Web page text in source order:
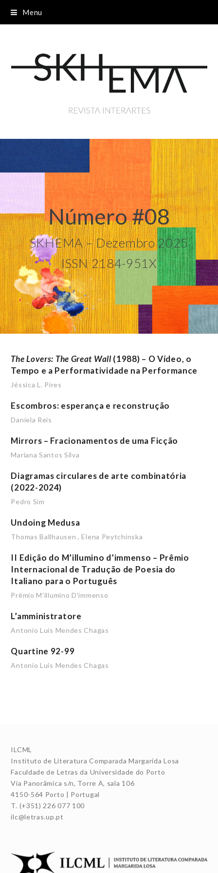
Menu
Número #08
SKHEMA – Dezembro 2025
ISSN 2184-951X
The Lovers: The Great Wall(1988) – O Vídeo, o
Tempo e a Performatividade na Performance
Jéssica L. Pires
Escombros: esperança e reconstrução
Daniela Reis
Mirrors – Fracionamentos de uma Ficção
Mariana Santos Silva
Diagramas circulares de arte combinatória
(2022-2024)
Pedro Sim
Undoing Medusa
Thomas Ballhausen , Elena Peytchinska
II Edição do M’illumino d’immenso – Prêmio
Internacional de Tradução de Poesia do
Italiano para o Português
Prêmio M'illumino D'immenso
L’amministratore
Antonio Luis Mendes Chagas
Quartine 92-99
Antonio Luis Mendes Chagas
ILCML
Instituto de Literatura Comparada Margarida Losa
Faculdade de Letras da Universidade do Porto
Via Panorâmica s/n, Torre A, sala 106
4150-564 Porto | Portugal
T. (+351) 226 077 100
ilc@letras.up.pt